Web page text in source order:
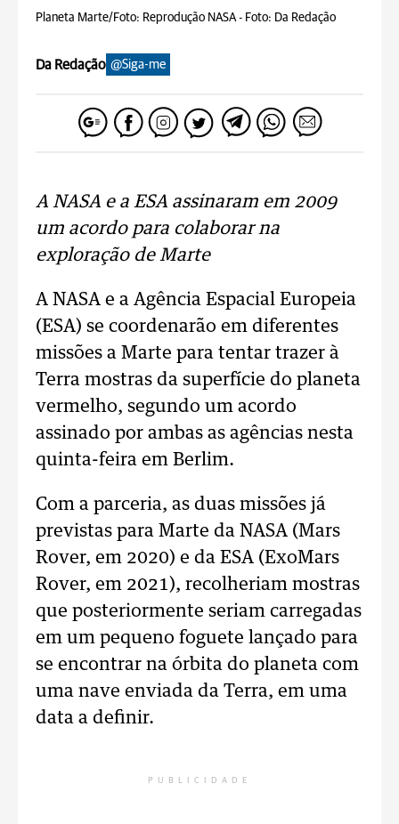
Planeta Marte/Foto: Reprodução NASA - Foto: Da Redação
Da Redação @Siga-me
A NASA e a ESA assinaram em 2009
um acordo para colaborar na
exploração de Marte
A NASA e a Agência Espacial Europeia
(ESA) se coordenarão em diferentes
missões a Marte para tentar trazer à
Terra mostras da superfície do planeta
vermelho, segundo um acordo
assinado por ambas as agências nesta
quinta-feira em Berlim.
Com a parceria, as duas missões já
previstas para Marte da NASA (Mars
Rover, em 2020) e da ESA (ExoMars
Rover, em 2021), recolheriam mostras
que posteriormente seriam carregadas
em um pequeno foguete lançado para
se encontrar na órbita do planeta com
uma nave enviada da Terra, em uma
data a definir.
PUBLICIDADE